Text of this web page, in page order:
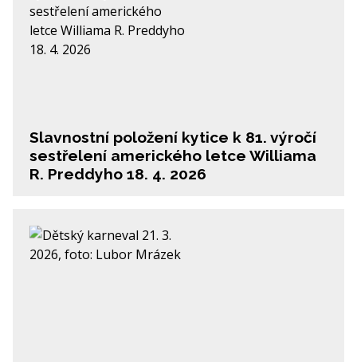
Slavnostní položení kytice k 81. výročí
sestřelení amerického letce Williama
R. Preddyho 18. 4. 2026